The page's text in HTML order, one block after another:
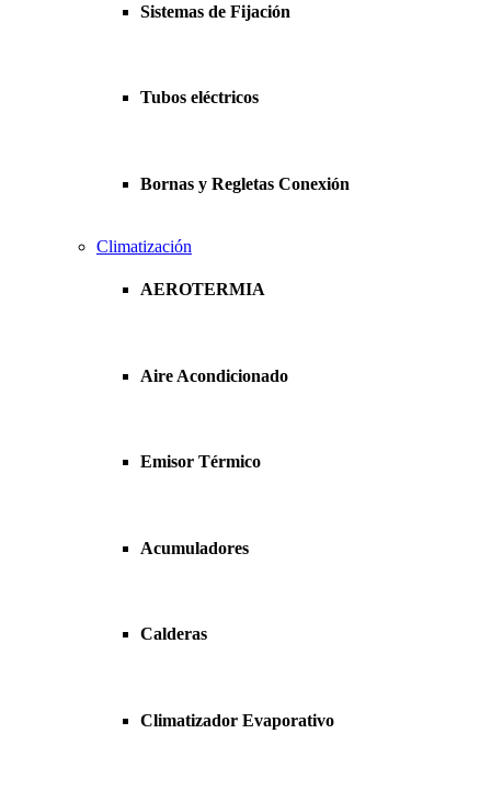
Sistemas de Fijación
Tubos eléctricos
Bornas y Regletas Conexión
Climatización
AEROTERMIA
Aire Acondicionado
Emisor Térmico
Acumuladores
Calderas
Climatizador Evaporativo